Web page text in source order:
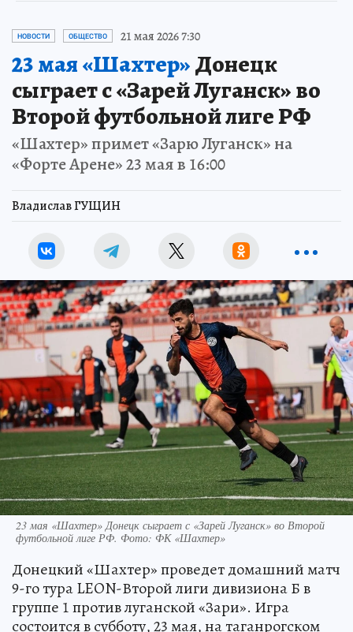
НОВОСТИ ОБЩЕСТВО 21 мая 2026 7:30
23 мая «Шахтер»Донецк
сыграет с «Зарей Луганск» во
Второй футбольной лиге РФ
«Шахтер» примет «Зарю Луганск» на
«Форте Арене» 23 мая в 16:00
Владислав ГУЩИН
23 мая «Шахтер» Донецк сыграет с «Зарей Луганск» во Второй
футбольной лиге РФ. Фото: ФК «Шахтер»
Донецкий «Шахтер» проведет домашний матч
9-го тура LEON-Второй лиги дивизиона Б в
группе 1 против луганской «Зари». Игра
состоится в субботу, 23 мая, на таганрогском